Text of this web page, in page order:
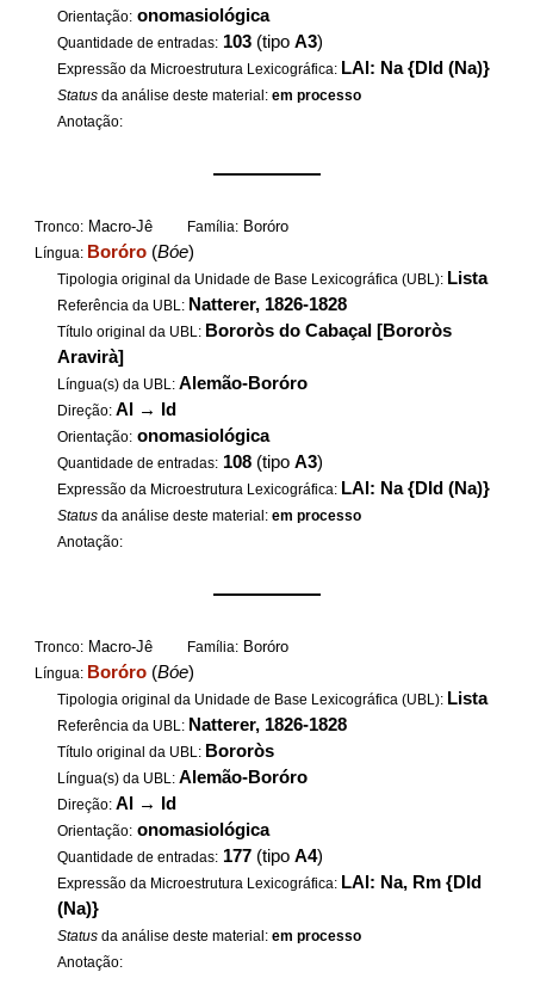
Orientação: onomasiológica
Quantidade de entradas: 103 (tipoA3)
Expressão da Microestrutura Lexicográfica: LAl: Na {DId (Na)}
Status da análise deste material:em processo
Anotação:
——————
Tronco: Macro-Jê Família: Boróro
Língua: Boróro (Bóe)
Tipologia original da Unidade de Base Lexicográfica (UBL): Lista
Referência da UBL: Natterer, 1826-1828
Título original da UBL: Bororòs do Cabaçal [Bororòs
Aravirà]
Língua(s) da UBL:Alemão-Boróro
Direção:Al → Id
Orientação: onomasiológica
Quantidade de entradas: 108 (tipoA3)
Expressão da Microestrutura Lexicográfica: LAl: Na {DId (Na)}
Status da análise deste material:em processo
Anotação:
——————
Tronco: Macro-Jê Família: Boróro
Língua: Boróro (Bóe)
Tipologia original da Unidade de Base Lexicográfica (UBL): Lista
Referência da UBL: Natterer, 1826-1828
Título original da UBL: Bororòs
Língua(s) da UBL:Alemão-Boróro
Direção:Al → Id
Orientação: onomasiológica
Quantidade de entradas: 177 (tipoA4)
Expressão da Microestrutura Lexicográfica: LAl: Na, Rm {DId
(Na)}
Status da análise deste material:em processo
Anotação: